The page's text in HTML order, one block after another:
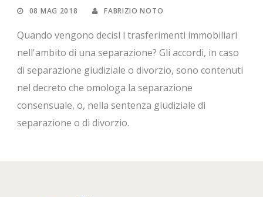
08 MAG 2018 FABRIZIO NOTO
Quando vengono decisi i trasferimenti immobiliari
nell'ambito di una separazione? Gli accordi, in caso
di separazione giudiziale o divorzio, sono contenuti
nel decreto che omologa la separazione
consensuale, o, nella sentenza giudiziale di
separazione o di divorzio.